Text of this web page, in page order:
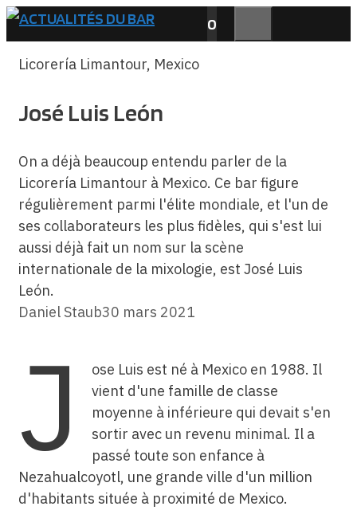
Aller
au
contenu
0
MENU
Licorería Limantour, Mexico
José Luis León
On a déjà beaucoup entendu parler de la
Licorería Limantour à Mexico. Ce bar figure
régulièrement parmi l'élite mondiale, et l'un de
ses collaborateurs les plus fidèles, qui s'est lui
aussi déjà fait un nom sur la scène
internationale de la mixologie, est José Luis
León.
Daniel Staub30 mars 2021
J
ose Luis est né à Mexico en 1988. Il
vient d'une famille de classe
moyenne à inférieure qui devait s'en
sortir avec un revenu minimal. Il a
passé toute son enfance à
Nezahualcoyotl, une grande ville d'un million
d'habitants située à proximité de Mexico.